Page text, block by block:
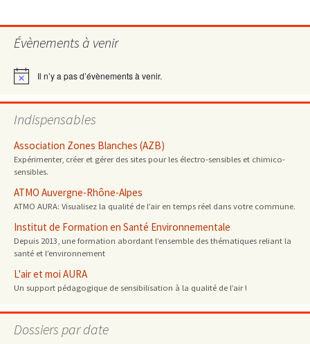
des
articles
Évènements à venir
Notice Il n’y a pas d’évènements à venir.
Indispensables
Association Zones Blanches (AZB)
Expérimenter, créer et gérer des sites pour les électro-sensibles et chimico-
sensibles.
ATMO Auvergne-Rhône-Alpes
ATMO AURA: Visualisez la qualité de l’air en temps réel dans votre commune.
Institut de Formation en Santé Environnementale
Depuis 2013, une formation abordant l’ensemble des thématiques reliant la
santé et l’environnement
L'air et moi AURA
Un support pédagogique de sensibilisation à la qualité de l’air !
Dossiers par date